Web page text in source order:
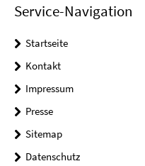
Service-Navigation
Startseite
Kontakt
Impressum
Presse
Sitemap
Datenschutz